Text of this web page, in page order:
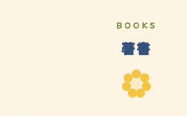
BOOKS
著書